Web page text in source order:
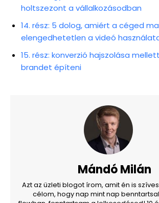
holtszezont a vállalkozásodban
14. rész: 5 dolog, amiért a céged
elengedhetetlen a videó
15. rész: konverzió hajszolása
brandet építeni
Mándó Milán
Azt az üzleti blogot írom, amit én is
célom, hogy nap mint nap